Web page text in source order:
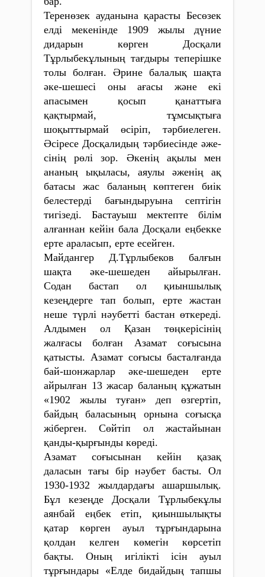
Теренөзек ауданына қарасты Бесөзек
елді мекенінде 1909 жылы дүние
дидарын көрген Досқали
Тұрлыбекұлының тағдыры тепе­рішке
толы болған. Әрине ба­лалық шақта
әке-шешесі оны ағасы және екі
апасымен қосып қанаттыға
қақтырмай, тұмсықтыға
шоқыттырмай өсіріп, тәр­­биелеген.
Әсіресе Досқалидың тәрбиесінде әже­
сінің рөлі зор. Әкенің ақылы мен
ананың ықыласы, аяулы әже­нің ақ
батасы жас баланың көптеген биік
белестерді бағын­дыруына септігін
тигізеді. Бастауыш мектепте білім
алғаннан кейін бала Досқали еңбекке
ерте араласып, ерте есейген.
Майдангер Д.Тұрлыбеков балғын
шақта әке-шешеден айырылған.
Содан бастап ол қиыншы­лық
кезеңдерге тап болып, ерте жастан
неше түрлі нәубетті бастан өткереді.
Алдымен ол Қазан төңкерісінің
жалғасы болған Азамат соғысына
қатысты. Азамат соғысы басталғанда
бай-шон­жарлар әке-шешеден ерте
айрылған 13 жасар баланың құ­жатын
«1902 жылы туған» деп өз­гертіп,
байдың баласының орнына соғысқа
жі­бер­ген. Сөйтіп ол жастайынан
қанды-қырғынды көреді.
Азамат соғысынан кейін қазақ
даласын тағы бір нәубет басты. Ол
1930-1932 жылдардағы ашаршылық.
Бұл кезеңде Досқали Тұрлыбекұлы
аянбай еңбек етіп, қиыншылықты
қатар көрген ауыл тұрғындарына
қолдан келген көмегін көрсетіп
бақты. Оның игілікті ісін ауыл
тұрғындары «Елде бидайдың тапшы